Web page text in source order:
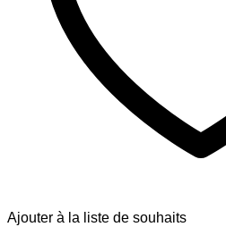
Ajouter à la liste de souhaits